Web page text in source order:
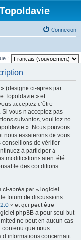
Connexion
:
(désigné ci-après par
Topoldavie » et
acceptez d’être
vous n’acceptez pas
suivantes, veuillez ne
». Nous pouvons
nous essaierons de vous
conseillons de vérifier
à participer à
modifications aient été
des conditions
ci-après par « logiciel
forum de discussions
» et qui peut être
phpBB a pour seul but
ne peut en aucun cas
contenu que nous
d’informations concernant